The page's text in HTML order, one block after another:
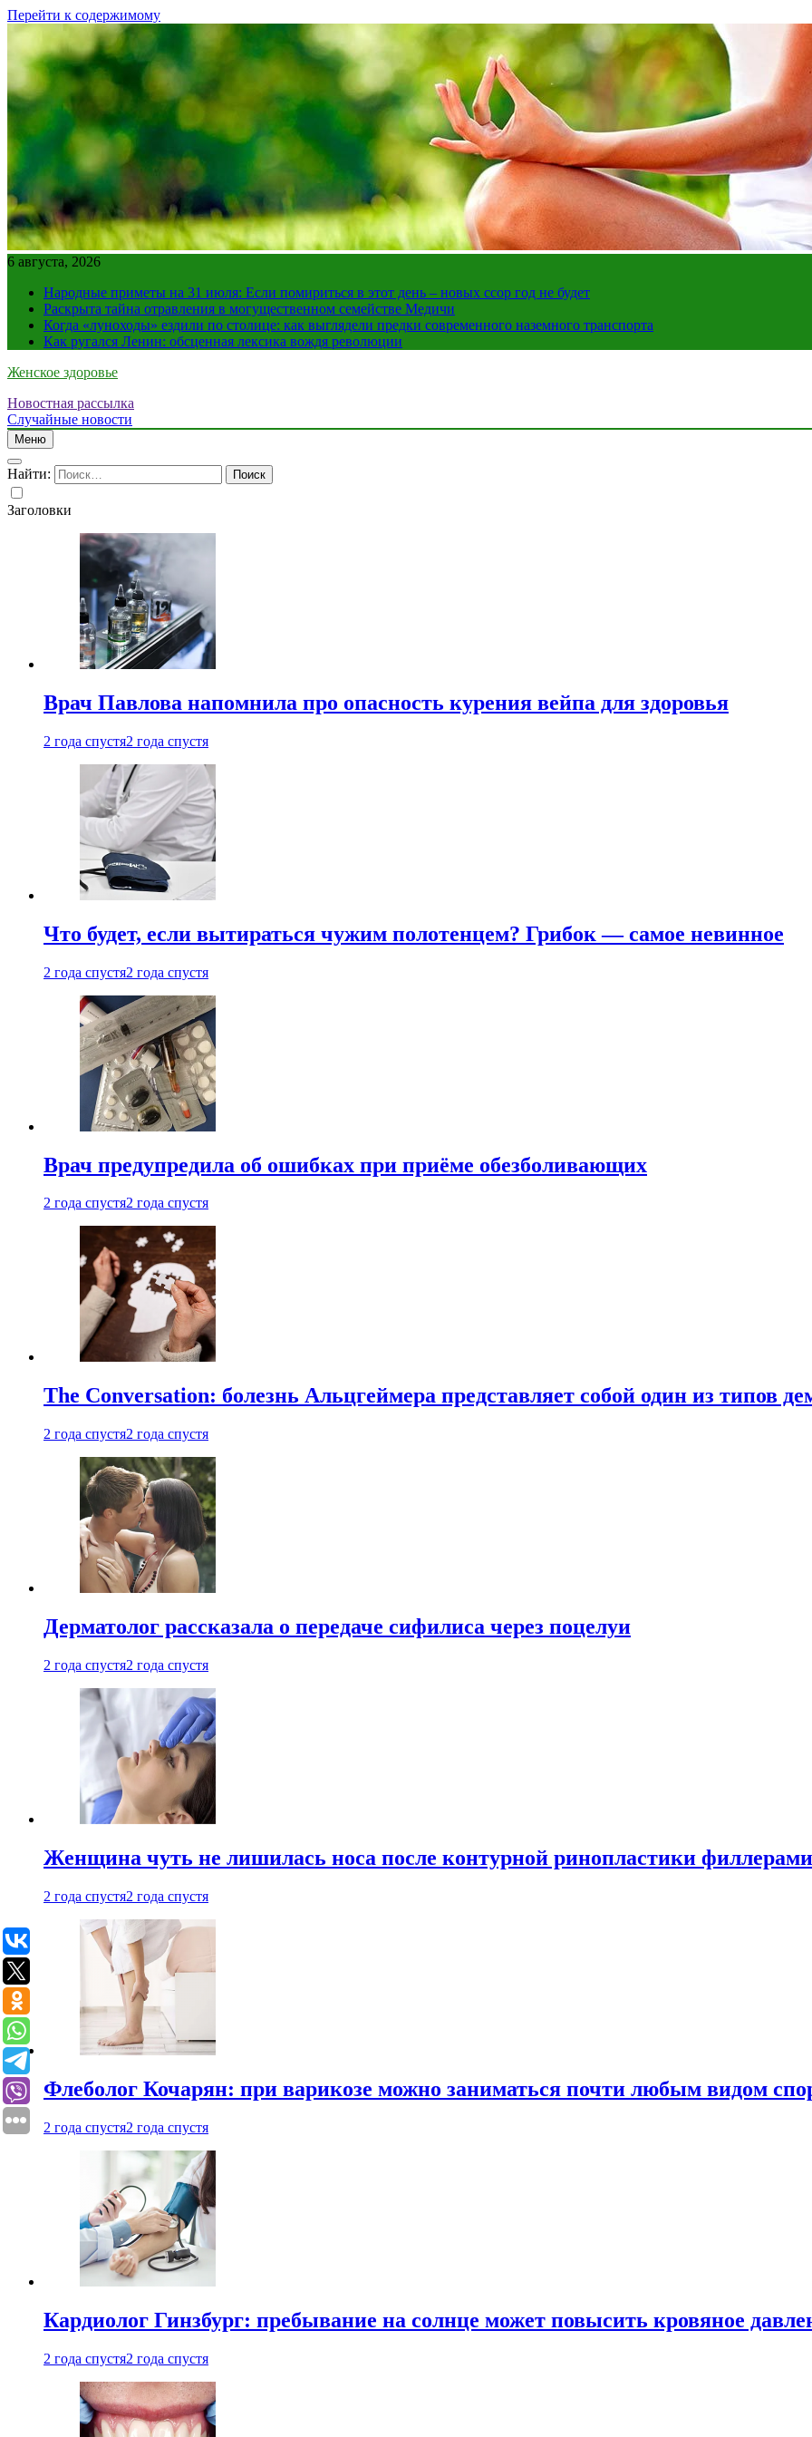
Перейти к содержимому
6 августа, 2026
Народные приметы на 31 июля: Если помириться в этот день – новых ссор год не будет
Раскрыта тайна отравления в могущественном семействе Медичи
Когда «луноходы» ездили по столице: как выглядели предки современного наземного транспорта
Как ругался Ленин: обсценная лексика вождя революции
Женское здоровье
Новостная рассылка
Случайные новости
Меню
Найти:
Заголовки
Врач Павлова напомнила про опасность курения вейпа для здоровья
2 года спустя2 года спустя
Что будет, если вытираться чужим полотенцем? Грибок — самое невинное
2 года спустя2 года спустя
Врач предупредила об ошибках при приëме обезболивающих
2 года спустя2 года спустя
The Conversation: болезнь Альцгеймера представляет собой один из типов
2 года спустя2 года спустя
Дерматолог рассказала о передаче сифилиса через поцелуи
2 года спустя2 года спустя
Женщина чуть не лишилась носа после контурной ринопластики филлерами
2 года спустя2 года спустя
Флеболог Кочарян: при варикозе можно заниматься почти любым видом
2 года спустя2 года спустя
Кардиолог Гинзбург: пребывание на солнце может повысить кровяное
2 года спустя2 года спустя